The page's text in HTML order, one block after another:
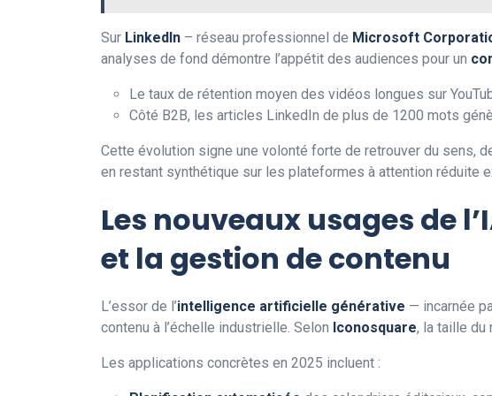
Sur LinkedIn – réseau professionnel de Microsoft
analyses de fond démontre l’appétit des audiences pour un
Le taux de rétention moyen des vidéos longues sur
Côté B2B, les articles LinkedIn de plus de 1200 mots
Cette évolution signe une volonté forte de retrouver du sens,
en restant synthétique sur les plateformes à attention réduite
Les nouveaux usages de
et la gestion de contenu
L’essor de l’intelligence artificielle générative — incarnée
contenu à l’échelle industrielle. Selon Iconosquare, la taille du
Les applications concrètes en 2025 incluent :